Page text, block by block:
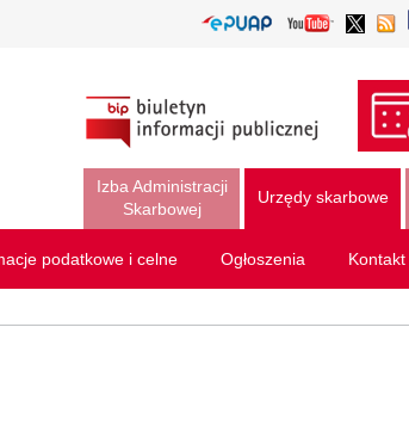
Izba Administracji
Skarbowej
Urzędy skarbowe
podatkowe i celne Ogłoszenia Kontakt